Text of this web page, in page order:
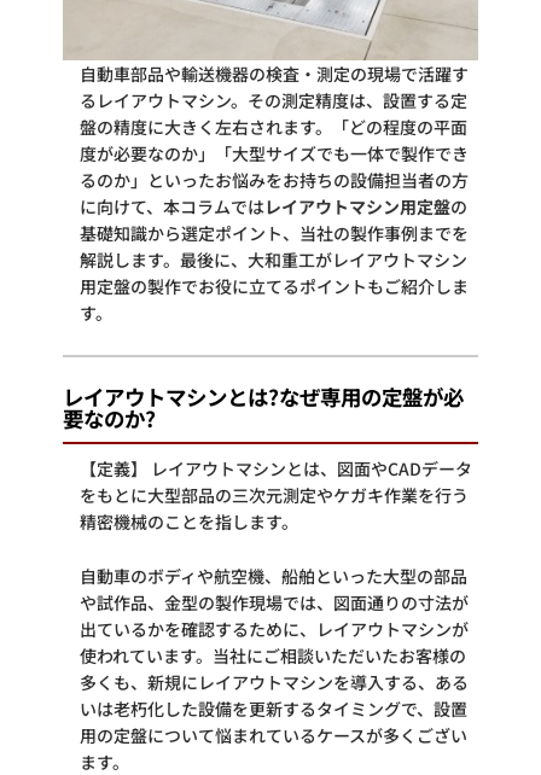
自動車部品や輸送機器の検査・測定の現場で活躍す
るレイアウトマシン。その測定精度は、設置する定
盤の精度に大きく左右されます。「どの程度の平面
度が必要なのか」「大型サイズでも一体で製作でき
るのか」といったお悩みをお持ちの設備担当者の方
に向けて、本コラムではレイアウトマシン用定盤の
基礎知識から選定ポイント、当社の製作事例までを
解説します。最後に、大和重工がレイアウトマシン
用定盤の製作でお役に立てるポイントもご紹介しま
す。
レイアウトマシンとは?なぜ専用の定盤が必
要なのか?
【定義】 レイアウトマシンとは、図面やCADデータ
をもとに大型部品の三次元測定やケガキ作業を行う
精密機械のことを指します。
自動車のボディや航空機、船舶といった大型の部品
や試作品、金型の製作現場では、図面通りの寸法が
出ているかを確認するために、レイアウトマシンが
使われています。当社にご相談いただいたお客様の
多くも、新規にレイアウトマシンを導入する、ある
いは老朽化した設備を更新するタイミングで、設置
用の定盤について悩まれているケースが多くござい
ます。